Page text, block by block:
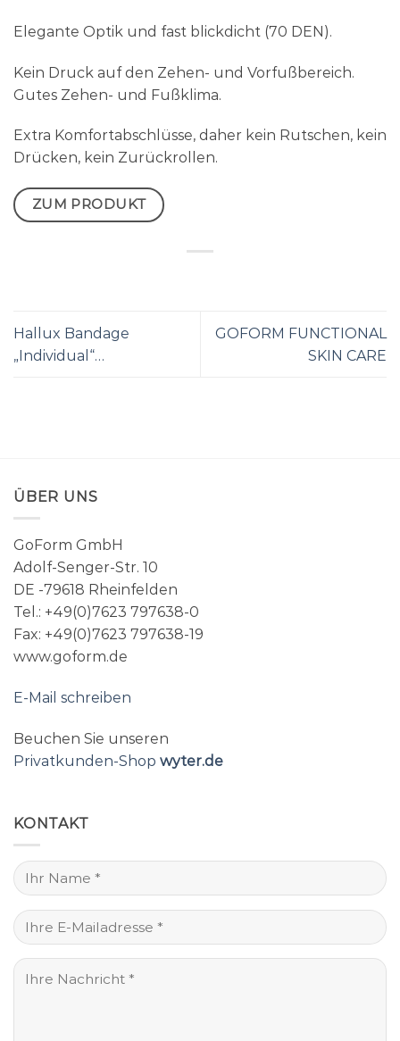
Elegante Optik und fast blickdicht (70 DEN).
Kein Druck auf den Zehen- und Vorfußbereich.
Gutes Zehen- und Fußklima.
Extra Komfortabschlüsse, daher kein Rutschen, kein
Drücken, kein Zurückrollen.
ZUM PRODUKT
Hallux Bandage
„Individual“…
GOFORM FUNCTIONAL
SKIN CARE
ÜBER UNS
GoForm GmbH
Adolf-Senger-Str. 10
DE -79618 Rheinfelden
Tel.: +49(0)7623 797638-0
Fax: +49(0)7623 797638-19
www.goform.de
E-Mail schreiben
Beuchen Sie unseren
Privatkunden-Shop wyter.de
KONTAKT